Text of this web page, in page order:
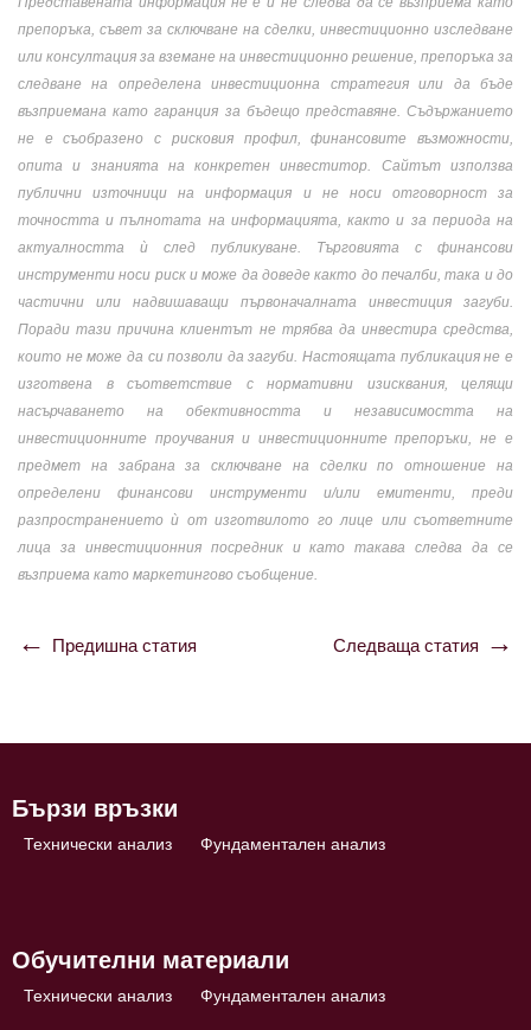
препоръка, съвет за сключване на сделки, инвестиционно изследване
или консултация за вземане на инвестиционно решение, препоръка за
следване на определена инвестиционна стратегия или да бъде
възприемана като гаранция за бъдещо представяне. Съдържанието
не е съобразено с рисковия профил, финансовите възможности,
опита и знанията на конкретен инвеститор. Сайтът използва
публични източници на информация и не носи отговорност за
точността и пълнотата на информацията, както и за периода на
актуалността ѝ след публикуване. Търговията с финансови
инструменти носи риск и може да доведе както до печалби, така и до
частични или надвишаващи първоначалната инвестиция загуби.
Поради тази причина клиентът не трябва да инвестира средства,
които не може да си позволи да загуби. Настоящата публикация не е
изготвена в съответствие с нормативни изисквания, целящи
насърчаването на обективността и независимостта на
инвестиционните проучвания и инвестиционните препоръки, не е
предмет на забрана за сключване на сделки по отношение на
определени финансови инструменти и/или емитенти, преди
разпространението ѝ от изготвилото го лице или съответните
лица за инвестиционния посредник и като такава следва да се
възприема като маркетингово съобщение.
Навигация
Предишна статия Следваща статия
Бързи връзки
Технически анализ Фундаментален анализ
Обучителни материали
Технически анализ Фундаментален анализ